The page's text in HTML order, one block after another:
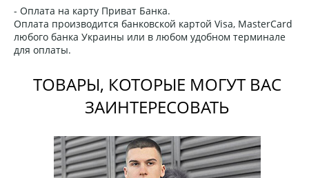
- Оплата на карту Приват Банка.
Оплата производится банковской картой Visa, MasterCard
любого банка Украины или в любом удобном терминале
для оплаты.
ТОВАРЫ, КОТОРЫЕ МОГУТ ВАС
ЗАИНТЕРЕСОВАТЬ